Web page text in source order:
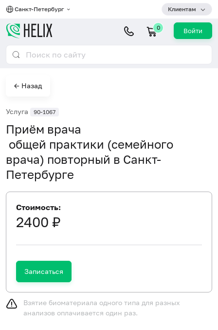
Санкт-Петербург Клиентам
0 Войти
← Назад
Услуга 90-1067
Приём врача
общей практики (семейного
врача) повторный в Санкт-
Петербурге
Стоимость:
2400 ₽
Записаться
Взятие биоматериала одного типа для разных
анализов оплачивается один раз.